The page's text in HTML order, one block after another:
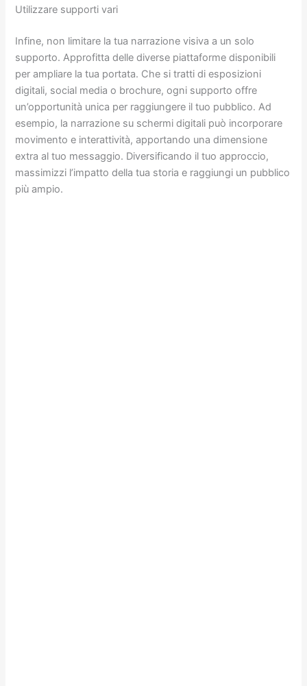
Utilizzare supporti vari
Infine, non limitare la tua narrazione visiva a un solo
supporto. Approfitta delle diverse piattaforme disponibili
per ampliare la tua portata. Che si tratti di esposizioni
digitali, social media o brochure, ogni supporto offre
un’opportunità unica per raggiungere il tuo pubblico. Ad
esempio, la narrazione su schermi digitali può incorporare
movimento e interattività, apportando una dimensione
extra al tuo messaggio. Diversificando il tuo approccio,
massimizzi l’impatto della tua storia e raggiungi un pubblico
più ampio.